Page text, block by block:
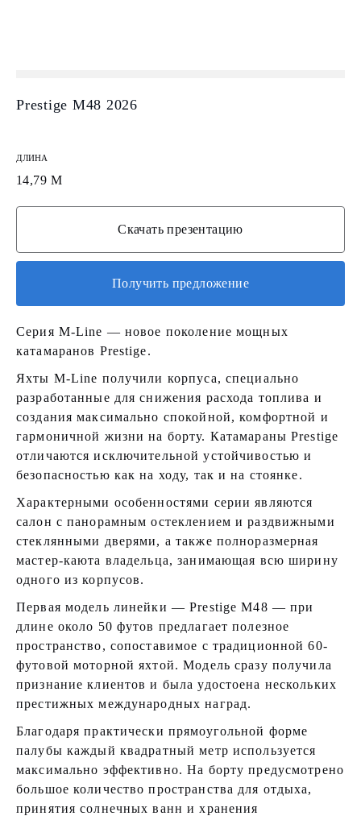
Prestige M48 2026
Серия M-Line — новое поколение мощных
катамаранов Prestige.
Яхты M-Line получили корпуса, специально
разработанные для снижения расхода топлива и
создания максимально спокойной, комфортной и
гармоничной жизни на борту. Катамараны Prestige
отличаются исключительной устойчивостью и
безопасностью как на ходу, так и на стоянке.
Характерными особенностями серии являются
салон с панорамным остеклением и раздвижными
стеклянными дверями, а также полноразмерная
мастер-каюта владельца, занимающая всю ширину
одного из корпусов.
Первая модель линейки — Prestige M48 — при
длине около 50 футов предлагает полезное
пространство, сопоставимое с традиционной 60-
футовой моторной яхтой. Модель сразу получила
признание клиентов и была удостоена нескольких
престижных международных наград.
Благодаря практически прямоугольной форме
палубы каждый квадратный метр используется
максимально эффективно. На борту предусмотрено
большое количество пространства для отдыха,
принятия солнечных ванн и хранения
ДЛИНА
14,79 М
Скачать презентацию
Получить предложение